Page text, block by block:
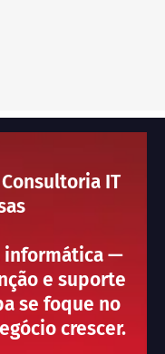
IT
informática —
e suporte
se foque no
crescer.